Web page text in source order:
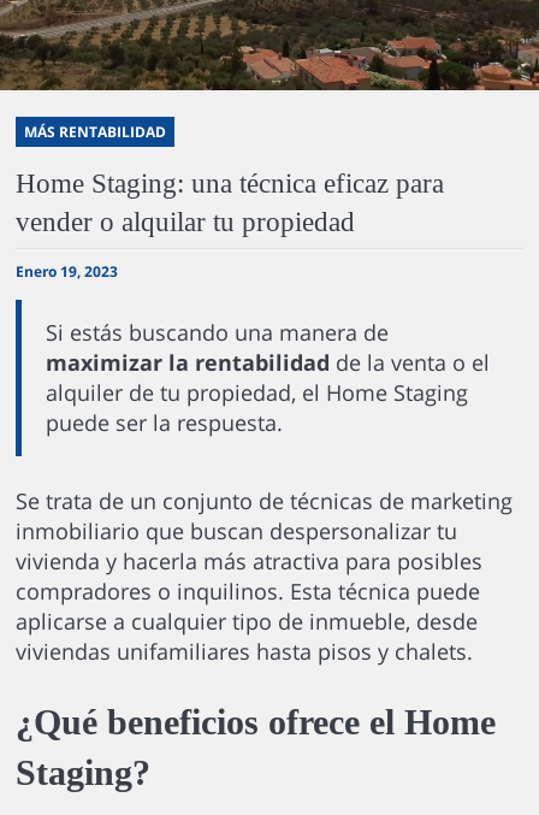
MÁS RENTABILIDAD
Home Staging: una técnica eficaz para
vender o alquilar tu propiedad
Enero 19, 2023
Si estás buscando una manera de
maximizar la rentabilidad de la venta o el
alquiler de tu propiedad, el Home Staging
puede ser la respuesta.
Se trata de un conjunto de técnicas de marketing
inmobiliario que buscan despersonalizar tu
vivienda y hacerla más atractiva para posibles
compradores o inquilinos. Esta técnica puede
aplicarse a cualquier tipo de inmueble, desde
viviendas unifamiliares hasta pisos y chalets.
¿Qué beneficios ofrece el Home
Staging?